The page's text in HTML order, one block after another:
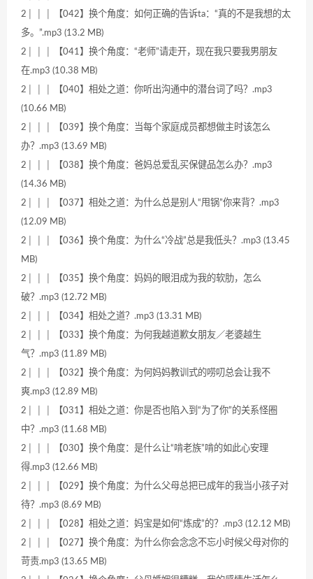
2│ │ │ 【042】换个角度：如何正确的告诉ta：“真的不是我想的太
多。”.mp3 (13.2 MB)
2│ │ │ 【041】换个角度：“老师”请走开，现在我只要我男朋友
在.mp3 (10.38 MB)
2│ │ │ 【040】相处之道：你听出沟通中的潜台词了吗？.mp3
(10.66 MB)
2│ │ │ 【039】换个角度：当每个家庭成员都想做主时该怎么
办？.mp3 (13.69 MB)
2│ │ │ 【038】换个角度：爸妈总爱乱买保健品怎么办？.mp3
(14.36 MB)
2│ │ │ 【037】相处之道：为什么总是别人“甩锅”你来背？.mp3
(12.09 MB)
2│ │ │ 【036】换个角度：为什么“冷战”总是我低头？.mp3 (13.45
MB)
2│ │ │ 【035】换个角度：妈妈的眼泪成为我的软肋，怎么
破？.mp3 (12.72 MB)
2│ │ │ 【034】相处之道？.mp3 (13.31 MB)
2│ │ │ 【033】换个角度：为何我越道歉女朋友／老婆越生
气？.mp3 (11.89 MB)
2│ │ │ 【032】换个角度：为何妈妈教训式的唠叨总会让我不
爽.mp3 (12.89 MB)
2│ │ │ 【031】相处之道：你是否也陷入到“为了你”的关系怪圈
中？.mp3 (11.68 MB)
2│ │ │ 【030】换个角度：是什么让“啃老族”啃的如此心安理
得.mp3 (12.66 MB)
2│ │ │ 【029】换个角度：为什么父母总把已成年的我当小孩子对
待？​.mp3 (8.69 MB)
2│ │ │ 【028】相处之道：妈宝是如何“炼成”的？.mp3 (12.12 MB)
2│ │ │ 【027】换个角度：为什么你会念念不忘小时候父母对你的
苛责.mp3 (13.65 MB)